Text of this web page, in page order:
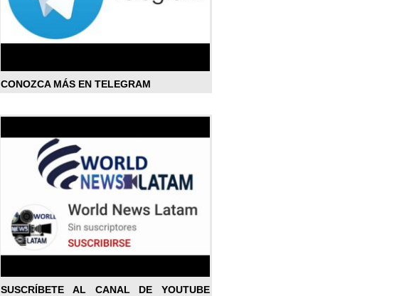
CONOZCA MÁS EN TELEGRAM
SUSCRÍBETE AL CANAL DE YOUTUBE